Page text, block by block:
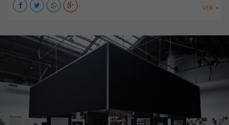
VER +